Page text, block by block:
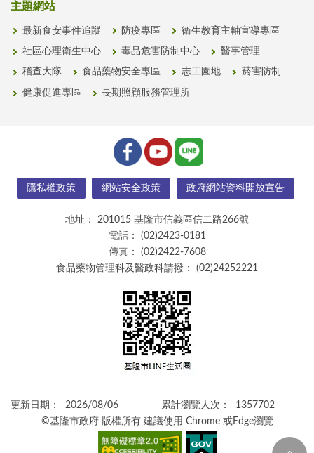
主題網站
最新食安事件追蹤 防疫專區 衛生教育主軸宣導專區
社區心理衛生中心 毒品危害防制中心 醫事管理
稽查大隊 食品藥物安全專區 志工園地 菸害防制
健康促進專區 長期照顧服務管理所
隱私權政策 網站安全政策 政府網站資料開放宣告
地址：
201015 基隆市信義區信二路266號
電話：
(02)2423-0181
傳真：
(02)2422-7608
食品藥物管理科及醫政科請撥：
(02)24252221
更新日期： 2026/08/06 累計瀏覽人次：
1357702
©基隆市政府 版權所有 建議使用 Chrome 或Edge瀏覽